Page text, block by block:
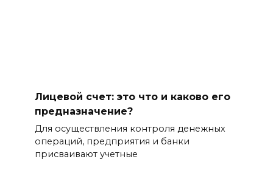
Лицевой счет: это что и каково его
предназначение?
Для осуществления контроля денежных
операций, предприятия и банки
присваивают учетные